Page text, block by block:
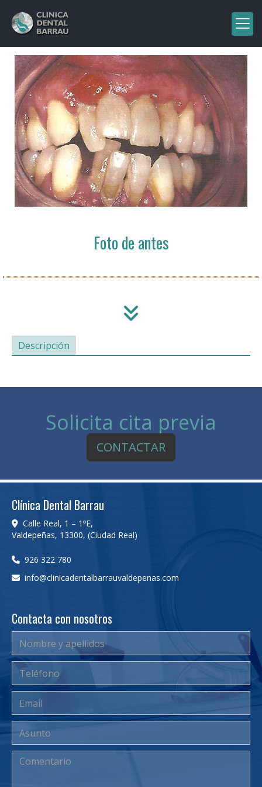
Foto de antes
Descripción
Solicita cita previa
CONTACTAR
Clínica Dental Barrau
Calle Real, 1 – 1ºE,
Valdepeñas, 13300, (Ciudad Real)
926 322 780
info
clinicadentalbarrauvaldepenas.com
Contacta con nosotros